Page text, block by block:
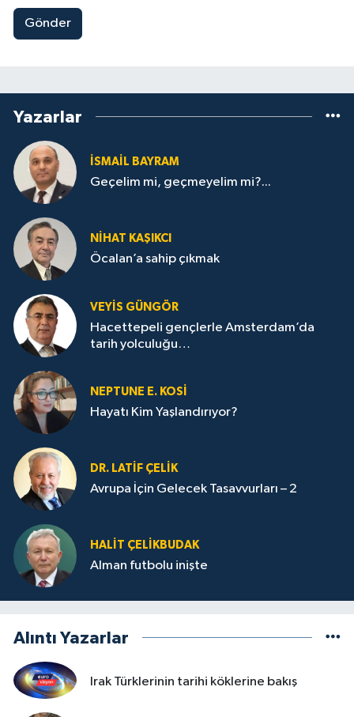
Gönder
Yazarlar
İSMAİL BAYRAM
Geçelim mi, geçmeyelim mi?...
NİHAT KAŞIKCI
Öcalan’a sahip çıkmak
VEYIS GÜNGÖR
Hacettepeli gençlerle Amsterdam’da
tarih yolculuğu…
NEPTUNE E. KOSİ
Hayatı Kim Yaşlandırıyor?
DR. LATİF ÇELİK
Avrupa İçin Gelecek Tasavvurları – 2
HALIT ÇELİKBUDAK
Alman futbolu inişte
Alıntı Yazarlar
Irak Türklerinin tarihi köklerine bakış